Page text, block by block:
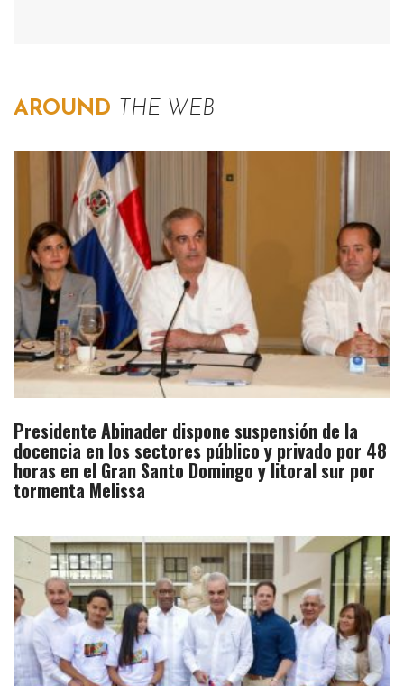
AROUND THE WEB
Presidente Abinader dispone suspensión de la
docencia en los sectores público y privado por 48
horas en el Gran Santo Domingo y litoral sur por
tormenta Melissa